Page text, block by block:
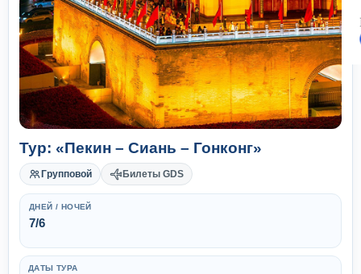
Тур: «Пекин – Сиань – Гонконг»
Групповой Билеты GDS
ДНЕЙ / НОЧЕЙ
7/6
ДАТЫ ТУРА